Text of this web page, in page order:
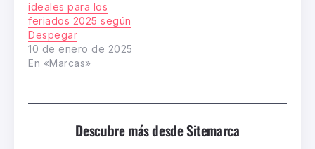
ideales para los
feriados 2025 según
Despegar
10 de enero de 2025
En «Marcas»
Descubre más desde Sitemarca